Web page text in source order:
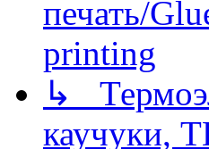
печать/
printing
↳
каучуки,